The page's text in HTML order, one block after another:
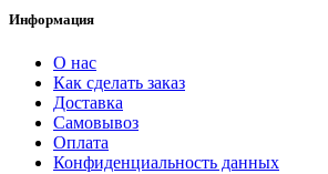
Информация
О нас
Как сделать заказ
Доставка
Самовывоз
Оплата
Конфиденциальность данных